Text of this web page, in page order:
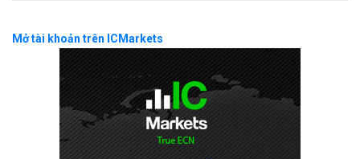
Mở tài khoản trên ICMarkets